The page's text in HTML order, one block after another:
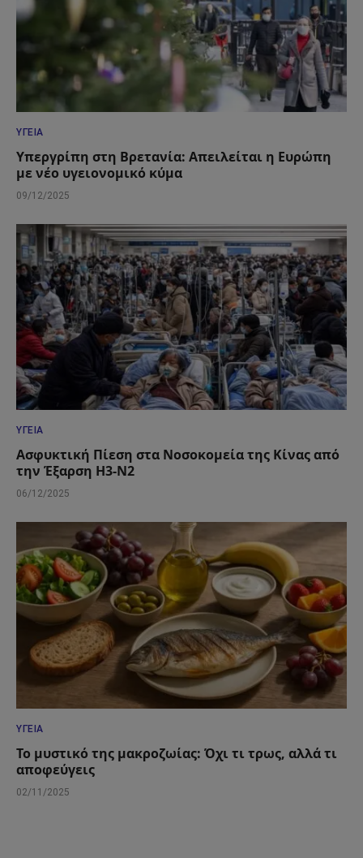
ΥΓΕΊΑ
Υπεργρίπη στη Βρετανία: Απειλείται η Ευρώπη
με νέο υγειονομικό κύμα
09/12/2025
ΥΓΕΊΑ
Ασφυκτική Πίεση στα Νοσοκομεία της Κίνας από
την Έξαρση H3-N2
06/12/2025
ΥΓΕΊΑ
Το μυστικό της μακροζωίας: Όχι τι τρως, αλλά τι
αποφεύγεις
02/11/2025